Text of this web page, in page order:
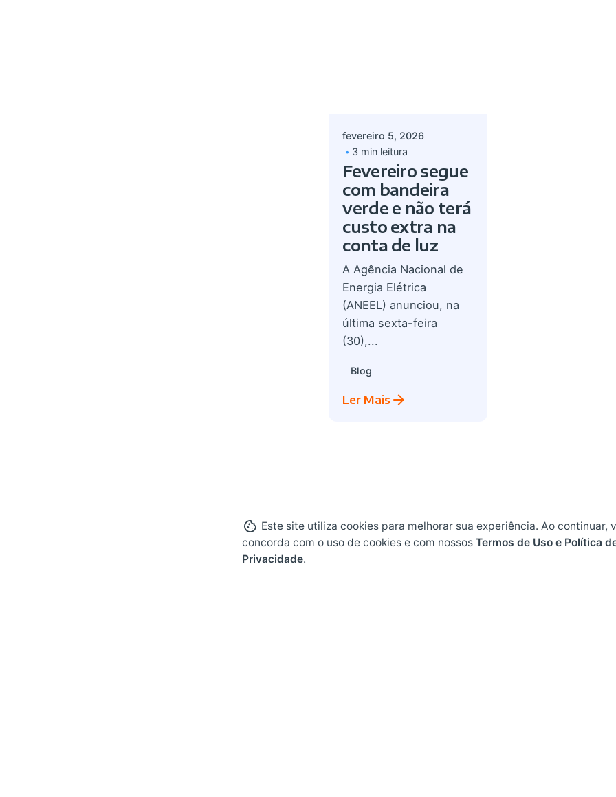
fevereiro 5, 2026
3 min leitura
Fevereiro segue
com bandeira
verde e não terá
custo extra na
conta de luz
A Agência Nacional de
Energia Elétrica
(ANEEL) anunciou, na
última sexta-feira
(30),...
Blog
Ler Mais
Este site utiliza cookies para melhorar sua experiência. Ao continuar,
concorda com o uso de cookies e com nossos Termos de Uso e Política
Privacidade.